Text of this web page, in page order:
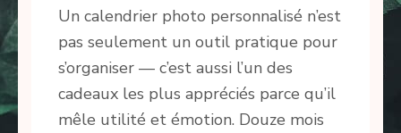
Un calendrier photo personnalisé n’est
pas seulement un outil pratique pour
s’organiser — c’est aussi l’un des
cadeaux les plus appréciés parce qu’il
mêle utilité et émotion. Douze mois